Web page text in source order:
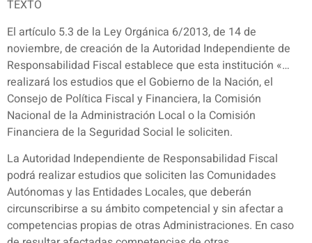
TEXTO
El artículo 5.3 de la Ley Orgánica 6/2013, de 14 de
noviembre, de creación de la Autoridad Independiente de
Responsabilidad Fiscal establece que esta institución «…
realizará los estudios que el Gobierno de la Nación, el
Consejo de Política Fiscal y Financiera, la Comisión
Nacional de la Administración Local o la Comisión
Financiera de la Seguridad Social le soliciten.
La Autoridad Independiente de Responsabilidad Fiscal
podrá realizar estudios que soliciten las Comunidades
Autónomas y las Entidades Locales, que deberán
circunscribirse a su ámbito competencial y sin afectar a
competencias propias de otras Administraciones. En caso